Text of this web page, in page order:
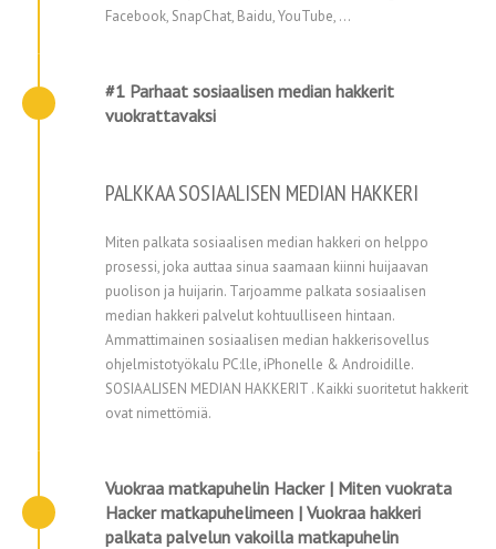
Facebook, SnapChat, Baidu, YouTube, ...
PALKKAA SOSIAALISEN MEDIAN HAKKERI
Miten palkata sosiaalisen median hakkeri on helppo
prosessi, joka auttaa sinua saamaan kiinni huijaavan
puolison ja huijarin. Tarjoamme palkata sosiaalisen
median hakkeri palvelut kohtuulliseen hintaan.
Ammattimainen sosiaalisen median hakkerisovellus
ohjelmistotyökalu PC:lle, iPhonelle & Androidille.
SOSIAALISEN MEDIAN HAKKERIT . Kaikki suoritetut hakkerit
ovat nimettömiä.
#1 Parhaat sosiaalisen median hakkerit
vuokrattavaksi
Vuokraa matkapuhelin Hacker | Miten vuokrata
Hacker matkapuhelimeen | Vuokraa hakkeri
palkata palvelun vakoilla matkapuhelin